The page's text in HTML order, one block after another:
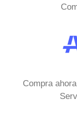
Compra